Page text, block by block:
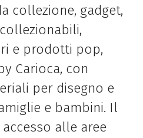
collezione, gadget,
e prodotti pop,
Carioca, con
per disegno e
e bambini. Il
alle aree